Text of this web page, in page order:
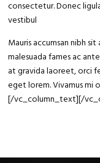
consectetur. Donec
vestibul
Mauris accumsan nibh
malesuada fames ac
at gravida laoreet, orci
eget lorem. Vivamus mi
[/vc_column_text][/